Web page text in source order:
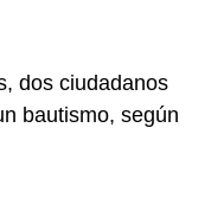
dos ciudadanos
bautismo, según